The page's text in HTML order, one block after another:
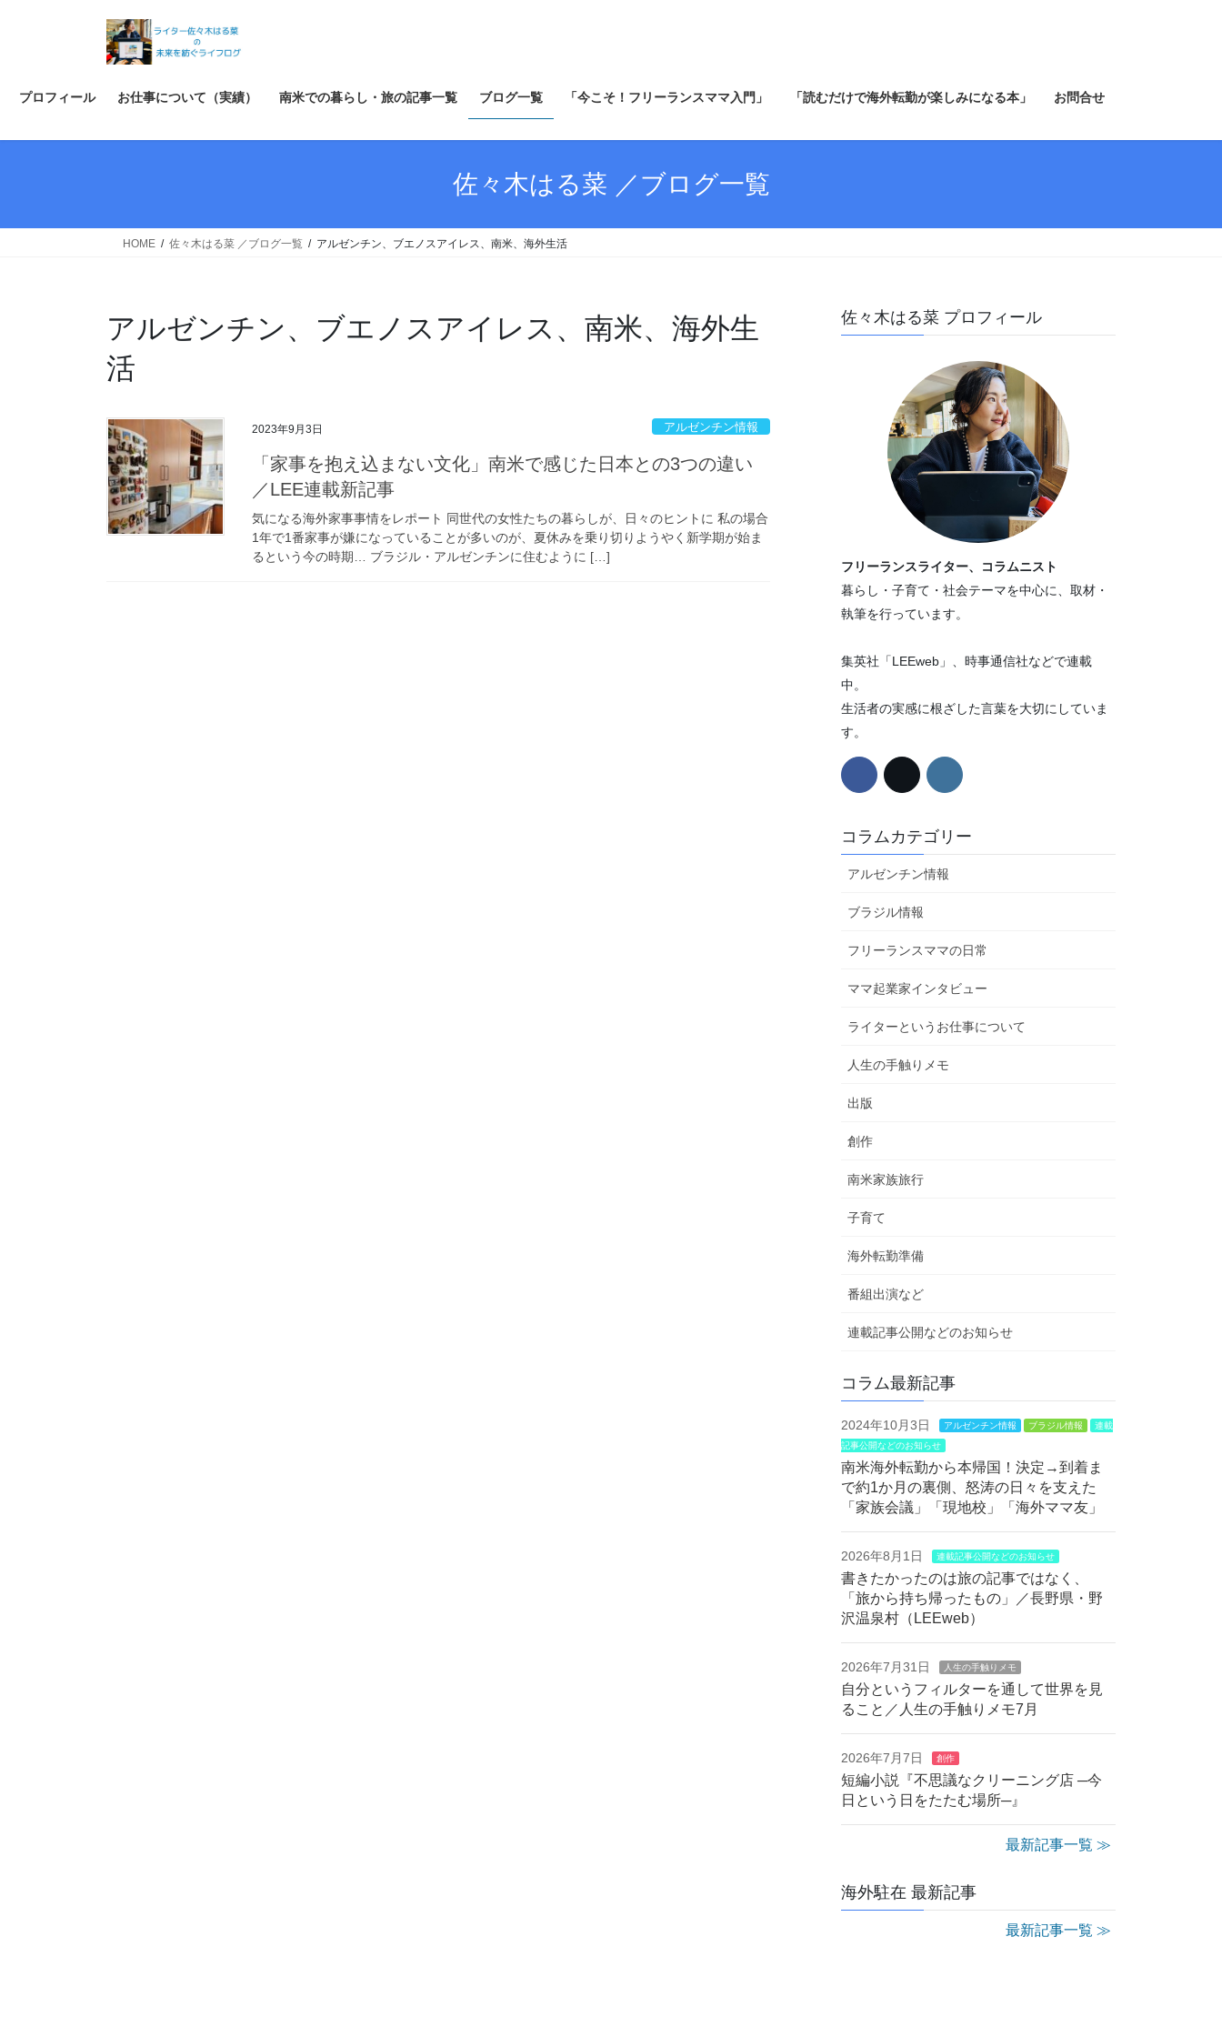
ス
ン
プロフィール お仕事について（実績） 南米での暮らし・旅の記事一覧 ブログ一覧 「今こそ！フリーランスママ入門」 「読むだけで海外転勤が楽しみになる本」 お問合せ
佐々木はる菜 ／ブログ一覧
HOME 佐々木はる菜 ／ブログ一覧 アルゼンチン、ブエノスアイレス、南米、海外生活
アルゼンチン、ブエノスアイレス、南米、海外生
活
2023年9月3日 アルゼンチン情報
「家事を抱え込まない文化」南米で感じた日本との3つの違い
／LEE連載新記事
気になる海外家事事情をレポート 同世代の女性たちの暮らしが、日々のヒントに 私の場合
1年で1番家事が嫌になっていることが多いのが、夏休みを乗り切りようやく新学期が始ま
るという今の時期… ブラジル・アルゼンチンに住むように […]
佐々木はる菜 プロフィール
フリーランスライター、コラムニスト
暮らし・子育て・社会テーマを中心に、取材・
執筆を行っています。
集英社「LEEweb」、時事通信社などで連載
中。
生活者の実感に根ざした言葉を大切にしていま
す。
コラムカテゴリー
アルゼンチン情報
ブラジル情報
フリーランスママの日常
ママ起業家インタビュー
ライターというお仕事について
人生の手触りメモ
出版
創作
南米家族旅行
子育て
海外転勤準備
番組出演など
連載記事公開などのお知らせ
コラム最新記事
2024年10月3日 アルゼンチン情報 ブラジル情報
連載
記事公開などのお知らせ
南米海外転勤から本帰国！決定→到着ま
で約1か月の裏側、怒涛の日々を支えた
「家族会議」「現地校」「海外ママ友」
2026年8月1日 連載記事公開などのお知らせ
書きたかったのは旅の記事ではなく、
「旅から持ち帰ったもの」／長野県・野
沢温泉村（LEEweb）
2026年7月31日 人生の手触りメモ
自分というフィルターを通して世界を見
ること／人生の手触りメモ7月
2026年7月7日 創作
短編小説『不思議なクリーニング店 ─今
日という日をたたむ場所─』
最新記事一覧 ≫
海外駐在 最新記事
最新記事一覧 ≫